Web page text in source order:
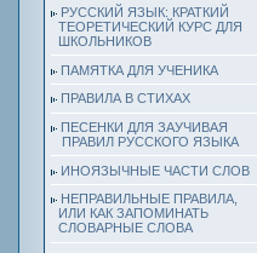
РУССКИЙ ЯЗЫК: КРАТКИЙ
ТЕОРЕТИЧЕСКИЙ КУРС ДЛЯ
ШКОЛЬНИКОВ
ПАМЯТКА ДЛЯ УЧЕНИКА
ПРАВИЛА В СТИХАХ
ПЕСЕНКИ ДЛЯ ЗАУЧИВАЯ
ПРАВИЛ РУССКОГО ЯЗЫКА
ИНОЯЗЫЧНЫЕ ЧАСТИ СЛОВ
НЕПРАВИЛЬНЫЕ ПРАВИЛА,
ИЛИ КАК ЗАПОМИНАТЬ
СЛОВАРНЫЕ СЛОВА